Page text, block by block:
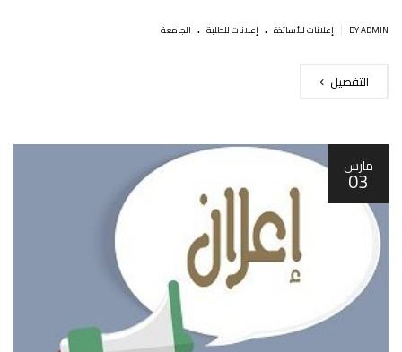
BY ADMIN إعلانات للأساتذة . إعلانات للطلبة . الجامعة
التفصيل
مارس
03